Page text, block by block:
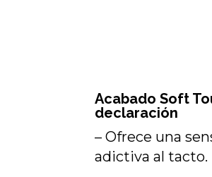
Acabado Soft
declaración
– Ofrece una
adictiva al tacto.